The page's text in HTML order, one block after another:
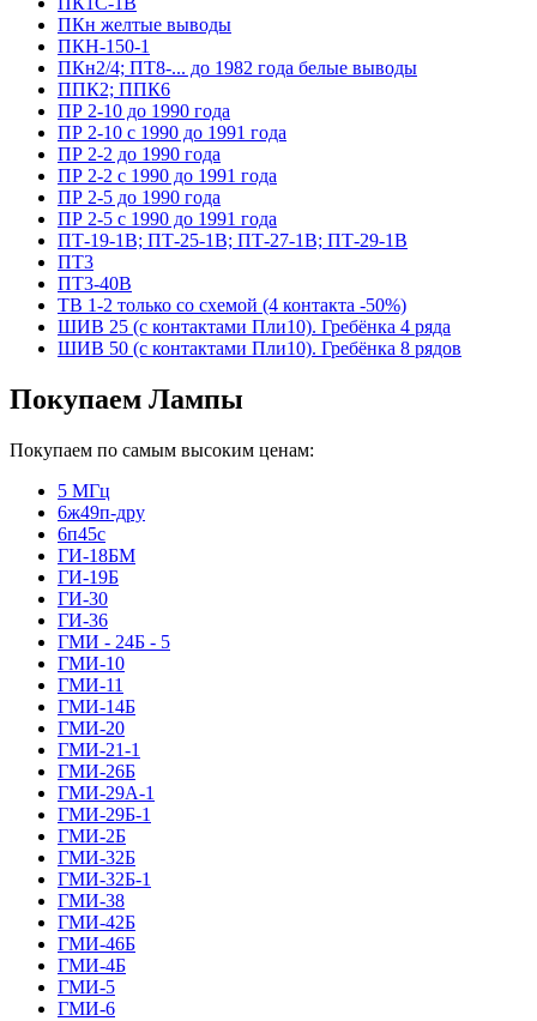
ПКн желтые выводы
ПКН-150-1
ПКн2/4; ПТ8-... до 1982 года белые выводы
ППК2; ППК6
ПР 2-10 до 1990 года
ПР 2-10 с 1990 до 1991 года
ПР 2-2 до 1990 года
ПР 2-2 с 1990 до 1991 года
ПР 2-5 до 1990 года
ПР 2-5 с 1990 до 1991 года
ПТ-19-1В; ПТ-25-1В; ПТ-27-1В; ПТ-29-1В
ПТ3
ПТ3-40В
ТВ 1-2 только со схемой (4 контакта -50%)
ШИВ 25 (с контактами Пли10). Гребёнка 4 ряда
ШИВ 50 (с контактами Пли10). Гребёнка 8 рядов
Покупаем Лампы
Покупаем по самым высоким ценам:
5 МГц
6ж49п-дру
6п45с
ГИ-18БМ
ГИ-19Б
ГИ-30
ГИ-36
ГМИ - 24Б - 5
ГМИ-10
ГМИ-11
ГМИ-14Б
ГМИ-20
ГМИ-21-1
ГМИ-26Б
ГМИ-29А-1
ГМИ-29Б-1
ГМИ-2Б
ГМИ-32Б
ГМИ-32Б-1
ГМИ-38
ГМИ-42Б
ГМИ-46Б
ГМИ-4Б
ГМИ-5
ГМИ-6